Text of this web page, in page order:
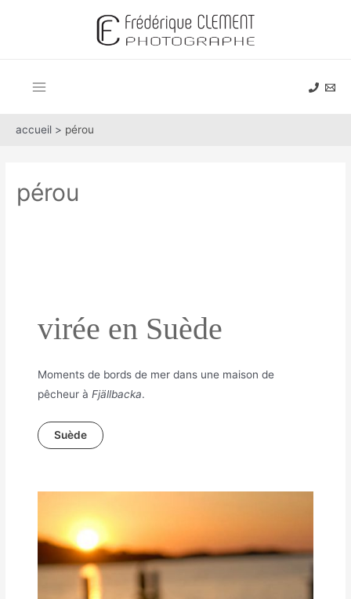
Menu
accueil > pérou
pérou
virée en Suède
Moments de bords de mer dans une maison de
pêcheur àFjällbacka.
Suède